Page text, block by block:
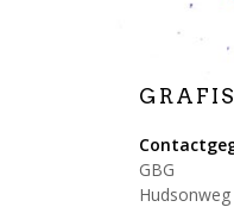
GBG
Hudsonweg